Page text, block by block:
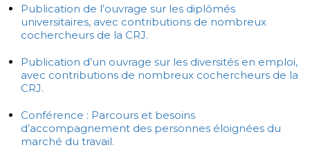
Publication de l’ouvrage sur les diplômés
universitaires, avec contributions de nombreux
cochercheurs de la CRJ.
Publication d’un ouvrage sur les diversités en emploi,
avec contributions de nombreux cochercheurs de la
CRJ.
Conférence : Parcours et besoins
d’accompagnement des personnes éloignées du
marché du travail.